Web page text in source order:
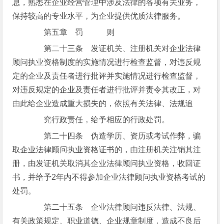
息，熟悉在企业经营管理中涉及法律的各项有关业务，
保持较高的专业水平，为企业提供优质法律服务。
第五章 罚 则
第二十三条 发证机关、注册机关对企业法律
顾问执业资格制度的实施情况进行检查监督，对违反规
定的企业及责任者进行批评并实施情况进行检查监督，
对违反规定的企业及责任者进行批评并责令其改正，对
由此给企业造成重大损失的，依照有关法律、法规追
究行政责任，给予相应的行政处罚。
第二十四条 伪造学历、资历或考试作弊，骗
取企业法律顾问执业资格证书的，由注册机关注销其注
册，由发证机关取消其企业法律顾问执业资格，收回证
书，并给予2年内不得参加企业法律顾问执业资格考试的
处罚。
第二十五条 企业法律顾问违反法律、法规、
有关政策规定、职业道德、企业规章制度，造成不良后